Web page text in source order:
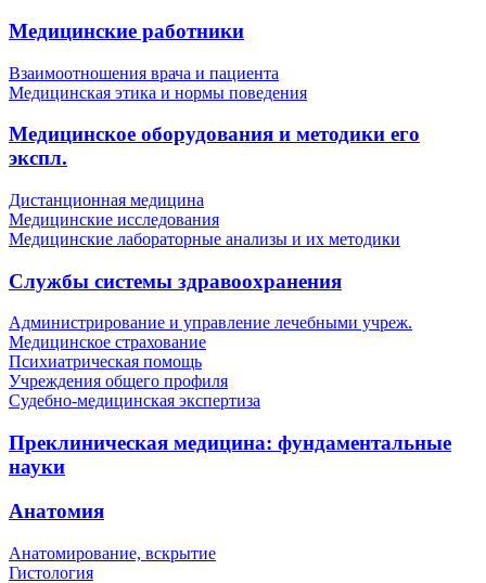
Медицинские работники
Взаимоотношения врача и пациента
Медицинская этика и нормы поведения
Медицинское оборудования и методики его
экспл.
Дистанционная медицина
Медицинские исследования
Медицинские лабораторные анализы и их методики
Службы системы здравоохранения
Администрирование и управление лечебными учреж.
Медицинское страхование
Психиатрическая помощь
Учреждения общего профиля
Судебно-медицинская экспертиза
Преклиническая медицина: фундаментальные
науки
Анатомия
Анатомирование, вскрытие
Гистология